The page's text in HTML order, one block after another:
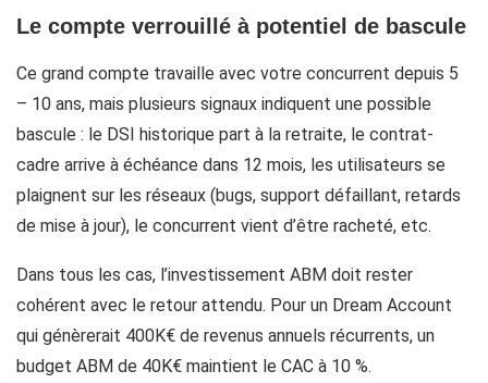
Le compte verrouillé à potentiel de bascule
Ce grand compte travaille avec votre concurrent depuis 5
– 10 ans, mais plusieurs signaux indiquent une possible
bascule : le DSI historique part à la retraite, le contrat-
cadre arrive à échéance dans 12 mois, les utilisateurs se
plaignent sur les réseaux (bugs, support défaillant, retards
de mise à jour), le concurrent vient d’être racheté, etc.
Dans tous les cas, l’investissement ABM doit rester
cohérent avec le retour attendu. Pour un Dream Account
qui génèrerait 400K€ de revenus annuels récurrents, un
budget ABM de 40K€ maintient le CAC à 10 %.